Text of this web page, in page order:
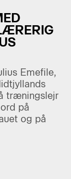
Emefile,
træningslejr
på
og på